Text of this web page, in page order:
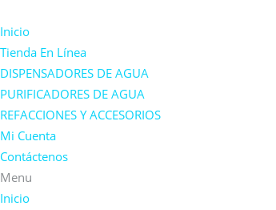
Inicio
Tienda En Línea
DISPENSADORES DE AGUA
PURIFICADORES DE AGUA
REFACCIONES Y ACCESORIOS
Mi Cuenta
Contáctenos
Menu
Inicio